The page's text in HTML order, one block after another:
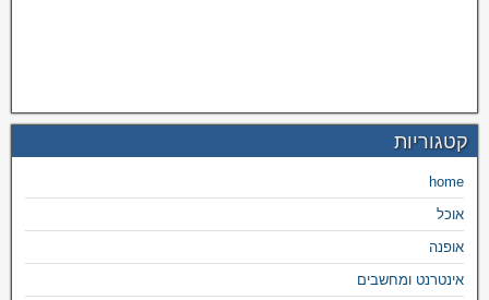
קטגוריות
home
אוכל
אופנה
אינטרנט ומחשבים